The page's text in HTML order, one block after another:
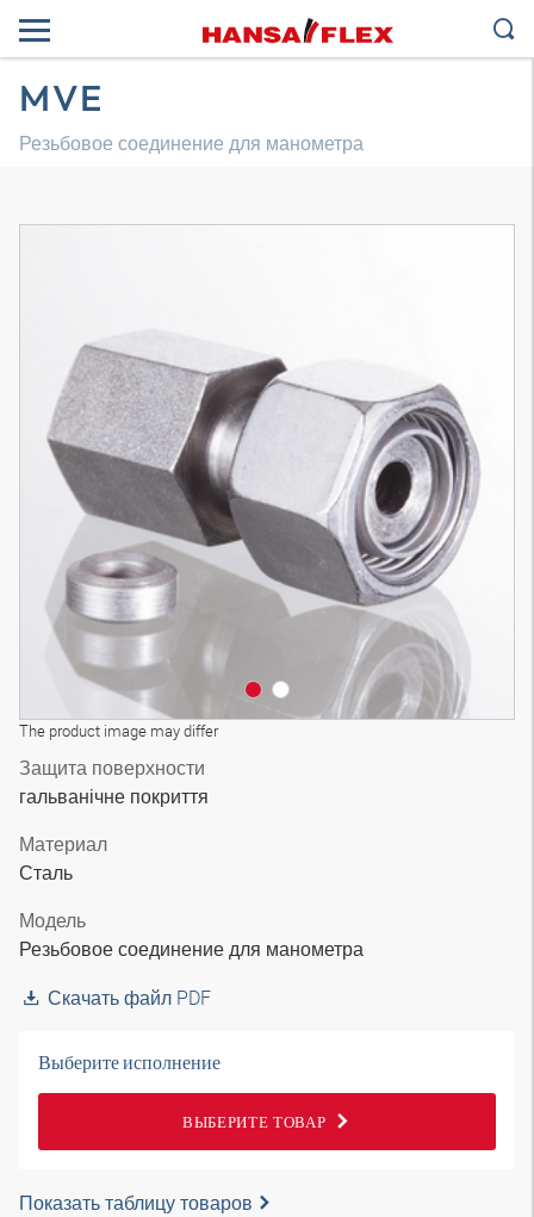
MVE
Резьбовое соединение для манометра
The product image may differ
Защита поверхности
гальванічне покриття
Материал
Сталь
Модель
Резьбовое соединение для манометра
Скачать файл PDF
Выберите исполнение
ВЫБЕРИТЕ ТОВАР
Показать таблицу товаров